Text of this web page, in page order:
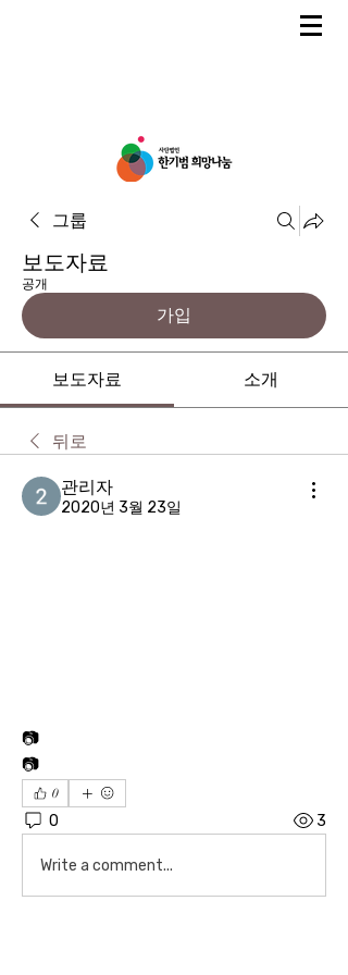
그룹
보도자료
공개
가입
보도자료 소개
뒤로
관리자
2020년 3월 23일
📷
📷
0
0 3
Write a comment...